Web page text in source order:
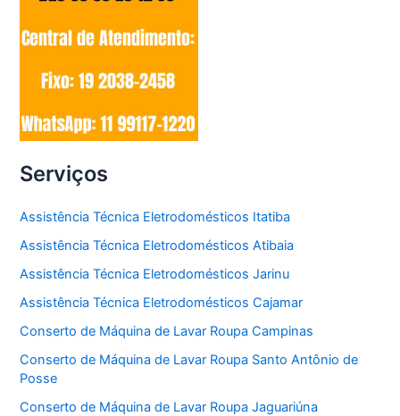
Serviços
Assistência Técnica Eletrodomésticos Itatiba
Assistência Técnica Eletrodomésticos Atibaia
Assistência Técnica Eletrodomésticos Jarinu
Assistência Técnica Eletrodomésticos Cajamar
Conserto de Máquina de Lavar Roupa Campinas
Conserto de Máquina de Lavar Roupa Santo Antônio de
Posse
Conserto de Máquina de Lavar Roupa Jaguariúna